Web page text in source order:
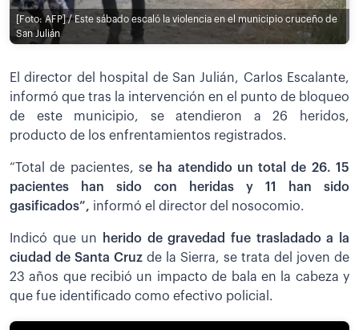
[Foto: AFP] / Este sábado escaló la violencia en el municipio cruceño de
San Julián
El director del hospital de San Julián, Carlos Escalante,
informó que tras la intervención en el punto de bloqueo
de este municipio, se atendieron a 26 heridos,
producto de los enfrentamientos registrados.
“Total de pacientes, se ha atendido un total de 26. 15
pacientes han sido con heridas y 11 han sido
gasificados”, informó el director del nosocomio.
Indicó que un herido de gravedad fue trasladado a la
ciudad de Santa Cruz de la Sierra, se trata del joven de
23 años que recibió un impacto de bala en la cabeza y
que fue identificado como efectivo policial.